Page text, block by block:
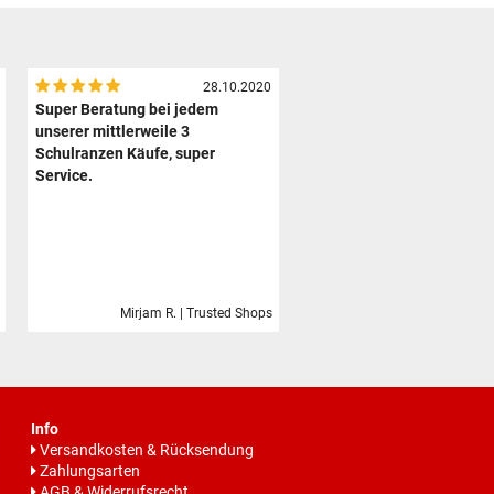
28.10.2020
Super Beratung bei jedem
unserer mittlerweile 3
Schulranzen Käufe, super
Service.
Mirjam R. | Trusted Shops
Info
Versandkosten & Rücksendung
Zahlungsarten